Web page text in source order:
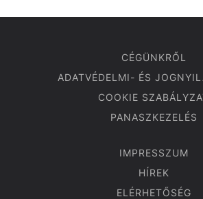
CÉGÜNKRŐL
ADATVÉDELMI- ÉS
COOKIE
PANASZKEZELÉS
IMPRESSZUM
HÍREK
ELÉRHETŐSÉG